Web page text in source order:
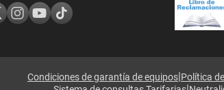
Condiciones de garantía de equipos|Política